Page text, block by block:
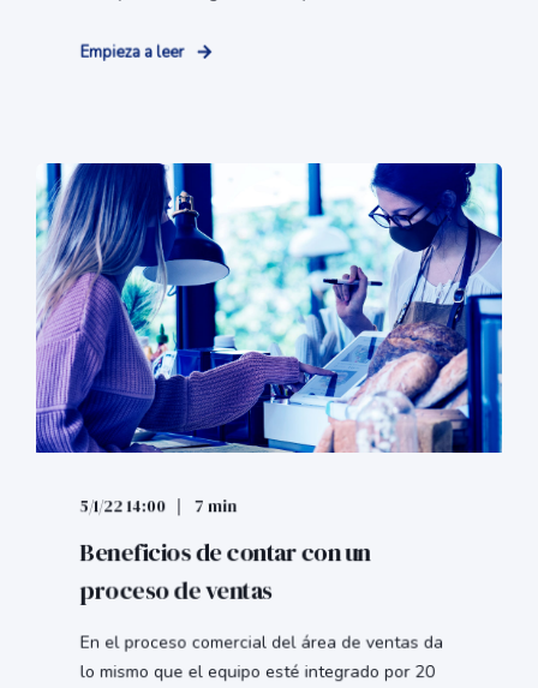
Empieza a leer
5/1/22 14:00 7 min
Beneficios de contar con un
proceso de ventas
En el proceso comercial del área de ventas da
lo mismo que el equipo esté integrado por 20